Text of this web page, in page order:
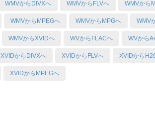
WMVからDIVXへ WMVからFLVへ WMVから
WMVからMPEGへ WMVからMPGへ WMV
WMVからXVIDへ WVからFLACへ WVから
XVIDからDIVXへ XVIDからFLVへ XVIDから
XVIDからMPEGへ